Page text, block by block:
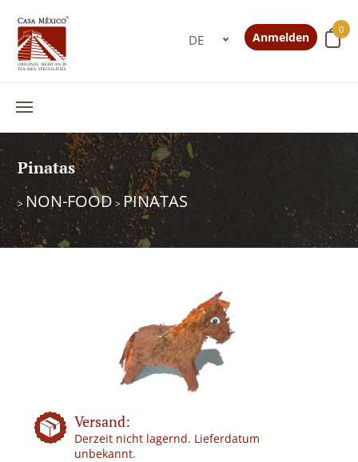
0
Anmelden
Pinatas
> NON-FOOD>PINATAS
Versand:
Derzeit nicht lagernd. Lieferdatum
unbekannt.